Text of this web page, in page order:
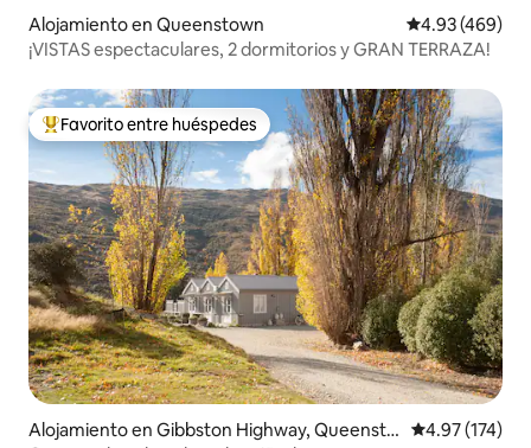
Alojamiento en Queenstown Calificación
4.93 (469)
¡VISTAS espectaculares, 2 dormitorios y GRAN TERRAZA!
Favorito entre huéspedes preferido
Favorito entre huéspedes
Alojamiento en Gibbston Highway, Queensto
Calificación
4.97 (174)